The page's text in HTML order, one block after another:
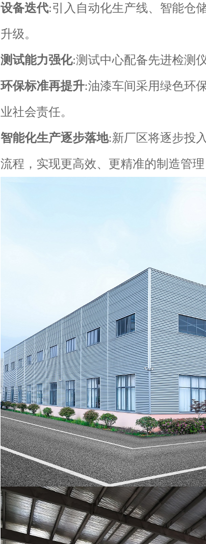
设备迭代:引入自动化生产线、智能仓
升级。
测试能力强化:测试中心配备先进检测
环保标准再提升:油漆车间采用绿色环
业社会责任。
智能化生产逐步落地:新厂区将逐步投
流程，实现更高效、更精准的制造管